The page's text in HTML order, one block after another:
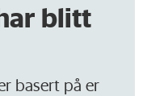
blitt
basert på er